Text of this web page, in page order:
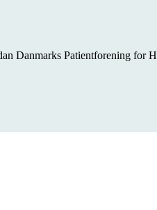
Danmarks Patientforening for